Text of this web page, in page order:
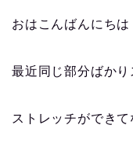
おはこんばんにちは
最近同じ部分ばか
ストレッチができて